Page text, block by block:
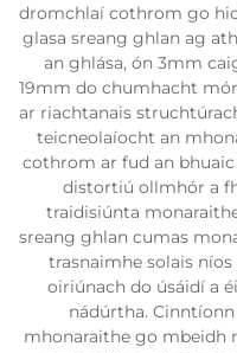
dromchlaí cothrom go
glasa sreang ghlan ag
an ghlása, ón 3mm
19mm do chumhacht
ar riachtanais
teicneolaíocht an
cothrom ar fud an
distortiú ollmhór a
traidisiúnta
sreang ghlan cumas
trasnaimhe solais
oiriúnach do úsáidí a
nádúrtha.
mhonaraithe go mbeidh